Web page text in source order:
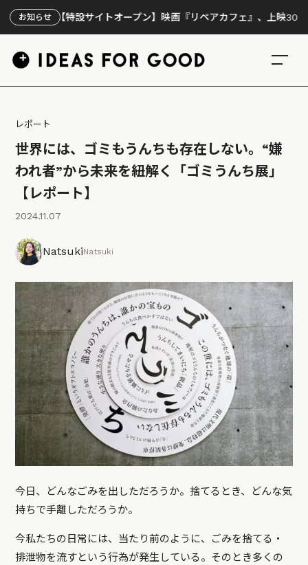
お知らせ
設サイトオープン】映画『リペアカフェ』、上映300回の先で見え
レポート
世界には、ゴミもうんちも存在しない。“嫌
われ者”から未来を紐解く「ゴミうんち展」
【レポート】
2024.11.07
NatsukiNatsuki
今日、どんなごみを出しただろうか。捨てるとき、どんな気
持ちで手離しただろうか。
今私たちの日常には、当たり前のように、ごみを捨てる・
排泄物を流すという行為が発生している。そのとき多くの